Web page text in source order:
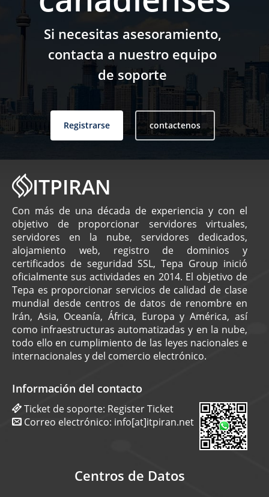
Si necesitas asesoramiento,
contacta a nuestro equipo
de soporte
Registrarse contactenos
ITPIRAN
Con más de una década de experiencia y con el
objetivo de proporcionar servidores virtuales,
servidores en la nube, servidores dedicados,
alojamiento web, registro de dominios y
certificados de seguridad SSL, Tepa Group inició
oficialmente sus actividades en 2014. El objetivo de
Tepa es proporcionar servicios de calidad de clase
mundial desde centros de datos de renombre en
Irán, Asia, Oceanía, África, Europa y América, así
como infraestructuras automatizadas y en la nube,
todo ello en cumplimiento de las leyes nacionales e
internacionales y del comercio electrónico.
Información del contacto
Ticket de soporte: Register Ticket
Correo electrónico: info[at]itpiran.net
Centros de Datos